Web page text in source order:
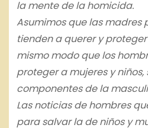
la mente de la homicida.
Asumimos que las madres
tienden a querer y
mismo modo que los
proteger a mujeres y niños,
componentes de la
Las noticias de hombres
para salvar la de niños y